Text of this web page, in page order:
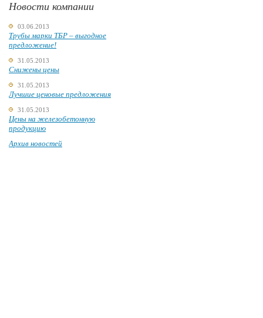
Новости компании
03.06.2013
Трубы марки ТБР – выгодное
предложение!
31.05.2013
Снижены цены
31.05.2013
Лучшие ценовые предложения
31.05.2013
Цены на железобетонную
продукцию
Архив новостей